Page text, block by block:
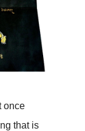
once
that is